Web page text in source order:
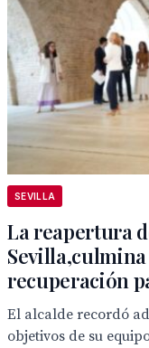
SEVILLA
La reapertura
recuperación
El alcalde recordó
objetivos de su